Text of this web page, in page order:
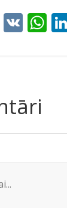
O
d
ki
V
K
W
h
p